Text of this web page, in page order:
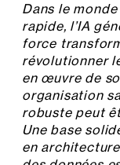
Dans le
rapide, l’IA
force
révolutionner
en œuvre de
organisation
robuste peut
Une base
en